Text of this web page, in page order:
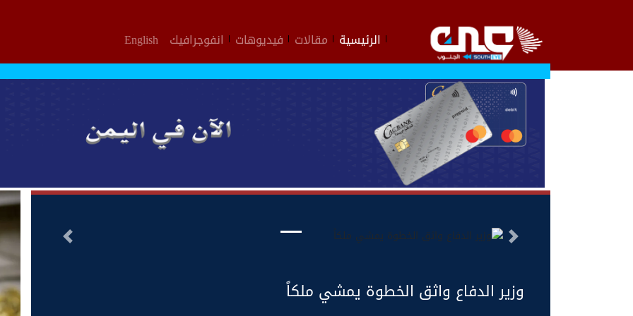
الرئيسية مقالات فيديوهات انفوجرافيك English
التالى السابق
وزير الدفاع واثق الخطوة يمشي ملكاً